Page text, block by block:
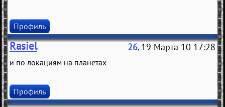
Профиль
Rasiel 26, 19 Марта 10 17:28
и по локациям на планетах
Профиль